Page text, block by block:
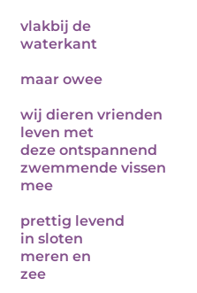
vlakbij de
waterkant
maar owee
wij dieren vrienden
leven met
deze ontspannend
zwemmende vissen
mee
prettig levend
in sloten
meren en
zee